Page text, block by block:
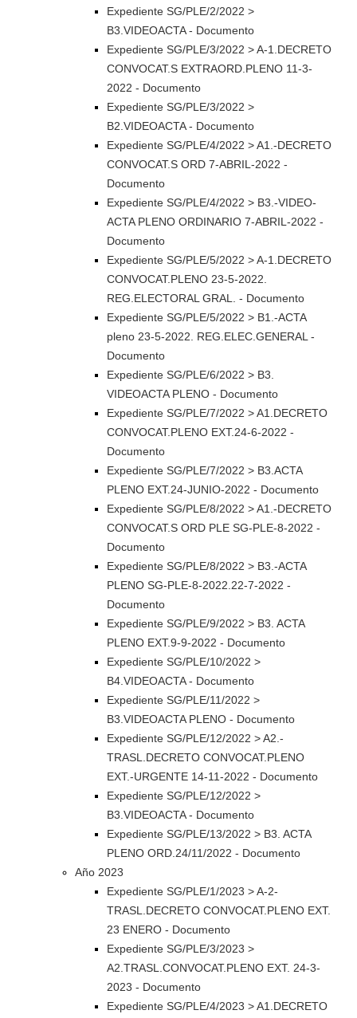
Expediente SG/PLE/2/2022 >
B3.VIDEOACTA - Documento
Expediente SG/PLE/3/2022 > A-1.DECRETO
CONVOCAT.S EXTRAORD.PLENO 11-3-
2022 - Documento
Expediente SG/PLE/3/2022 >
B2.VIDEOACTA - Documento
Expediente SG/PLE/4/2022 > A1.-DECRETO
CONVOCAT.S ORD 7-ABRIL-2022 -
Documento
Expediente SG/PLE/4/2022 > B3.-VIDEO-
ACTA PLENO ORDINARIO 7-ABRIL-2022 -
Documento
Expediente SG/PLE/5/2022 > A-1.DECRETO
CONVOCAT.PLENO 23-5-2022.
REG.ELECTORAL GRAL. - Documento
Expediente SG/PLE/5/2022 > B1.-ACTA
pleno 23-5-2022. REG.ELEC.GENERAL -
Documento
Expediente SG/PLE/6/2022 > B3.
VIDEOACTA PLENO - Documento
Expediente SG/PLE/7/2022 > A1.DECRETO
CONVOCAT.PLENO EXT.24-6-2022 -
Documento
Expediente SG/PLE/7/2022 > B3.ACTA
PLENO EXT.24-JUNIO-2022 - Documento
Expediente SG/PLE/8/2022 > A1.-DECRETO
CONVOCAT.S ORD PLE SG-PLE-8-2022 -
Documento
Expediente SG/PLE/8/2022 > B3.-ACTA
PLENO SG-PLE-8-2022.22-7-2022 -
Documento
Expediente SG/PLE/9/2022 > B3. ACTA
PLENO EXT.9-9-2022 - Documento
Expediente SG/PLE/10/2022 >
B4.VIDEOACTA - Documento
Expediente SG/PLE/11/2022 >
B3.VIDEOACTA PLENO - Documento
Expediente SG/PLE/12/2022 > A2.-
TRASL.DECRETO CONVOCAT.PLENO
EXT.-URGENTE 14-11-2022 - Documento
Expediente SG/PLE/12/2022 >
B3.VIDEOACTA - Documento
Expediente SG/PLE/13/2022 > B3. ACTA
PLENO ORD.24/11/2022 - Documento
Año 2023
Expediente SG/PLE/1/2023 > A-2-
TRASL.DECRETO CONVOCAT.PLENO EXT.
23 ENERO - Documento
Expediente SG/PLE/3/2023 >
A2.TRASL.CONVOCAT.PLENO EXT. 24-3-
2023 - Documento
Expediente SG/PLE/4/2023 > A1.DECRETO